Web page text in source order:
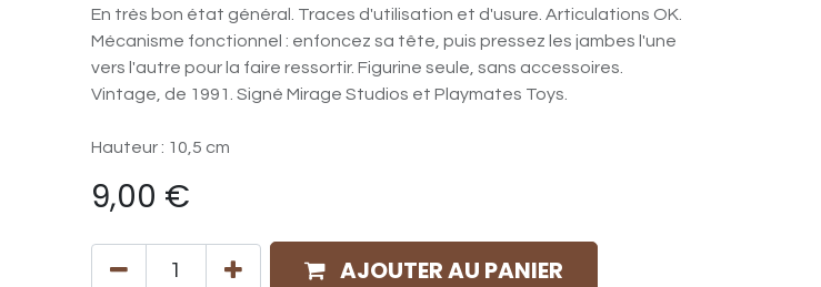
En très bon état général. Traces d'utilisation et d'usure. Articulations OK.
Mécanisme fonctionnel : enfoncez sa tête, puis pressez les jambes l'une
vers l'autre pour la faire ressortir. Figurine seule, sans accessoires.
Vintage, de 1991. Signé Mirage Studios et Playmates Toys.
Hauteur : 10,5 cm
9,00 €
AJOUTER AU PANIER